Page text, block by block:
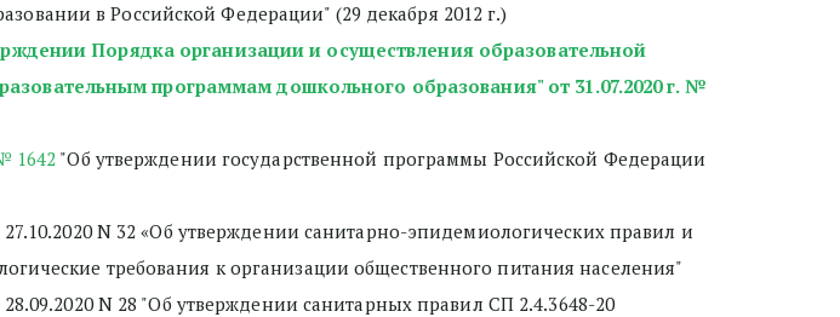
в Российской Федерации" (29 декабря 2012 г.)
Порядка организации и осуществления образовательной
программам дошкольного образования" от 31.07.2020 г. №
1642 "Об утверждении государственной программы Российской Федерации
N 32 «Об утверждении санитарно-эпидемиологических правил и
требования к организации общественного питания населения"
N 28 "Об утверждении санитарных правил СП 2.4.3648-20